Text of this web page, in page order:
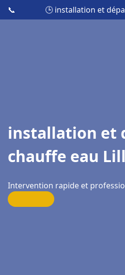
📞 🕒 installation et
installation et
chauffe eau
Intervention rapide et